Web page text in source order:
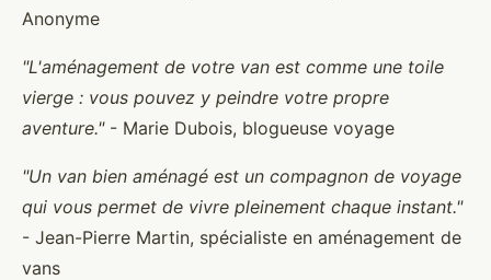
Anonyme
"L'aménagement de votre van est comme une toile
vierge : vous pouvez y peindre votre propre
aventure."- Marie Dubois, blogueuse voyage
"Un van bien aménagé est un compagnon de voyage
qui vous permet de vivre pleinement chaque instant."
- Jean-Pierre Martin, spécialiste en aménagement de
vans